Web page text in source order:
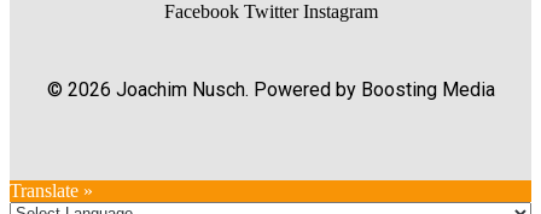
Facebook Twitter Instagram
© 2026 Joachim Nusch. Powered by Boosting Media
Translate »